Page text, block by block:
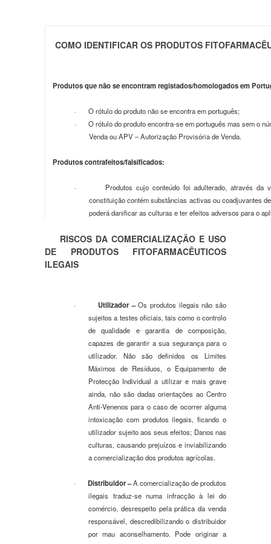
COMO IDENTIFICAR OS PRODUTOS
Produtos que não se encontram registados/homologados em
·
O rótulo do produto não se encontra em português;
·
O rótulo do produto encontra-se em português mas sem o
Venda ou APV – Autorização Provisória de Venda.
Produtos contrafeitos/falsificados:
·
Produtos cujo conteúdo foi adulterado, através da
constituição contém substâncias activas ou coadjuvantes
poderá danificar as culturas e ter efeitos adversos para o
RISCOS DA COMERCIALIZAÇÃO E USO
DE PRODUTOS FITOFARMACÊUTICOS
ILEGAIS
· Utilizador –Os produtos ilegais não são
sujeitos a testes oficiais, tais como o controlo
de qualidade e garantia de composição,
capazes de garantir a sua segurança para o
utilizador. Não são definidos os Limites
Máximos de Resíduos, o Equipamento de
Protecção Individual a utilizar e mais grave
ainda, não são dadas orientações ao Centro
Anti-Venenos para o caso de ocorrer alguma
intoxicação com produtos ilegais, ficando o
utilizador sujeito aos seus efeitos; Danos nas
culturas, causando prejuízos e inviabilizando
a comercialização dos produtos agrícolas.
· Distribuidor–A comercialização de produtos
ilegais traduz-se numa infracção à lei do
comércio, desrespeito pela prática da venda
responsável, descredibilizando o distribuidor
por mau aconselhamento. Pode originar a